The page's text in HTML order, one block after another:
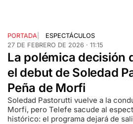
PORTADA
ESPECTÁCULOS
27 DE FEBRERO DE 2026 · 11:15
La polémica decisión
el debut de Soledad
Peña de Morfi
Soledad Pastorutti vuelve a la
Morfi, pero Telefe sacude al
histórico: el programa dejará de